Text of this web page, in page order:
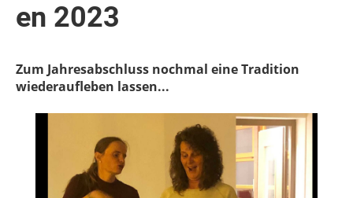
en 2023
Zum Jahresabschluss nochmal eine Tradition
wiederaufleben lassen...